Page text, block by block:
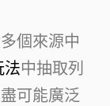
個來源中
法中抽取列
可能廣泛